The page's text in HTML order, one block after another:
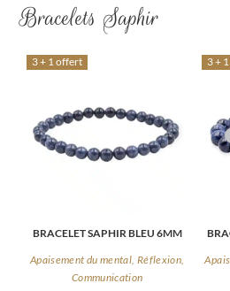
Bracelets Saphir
3 + 1 offert
BRACELET SAPHIR BLEU 6MM
Apaisement du mental, Réflexion,
Communication
3 +